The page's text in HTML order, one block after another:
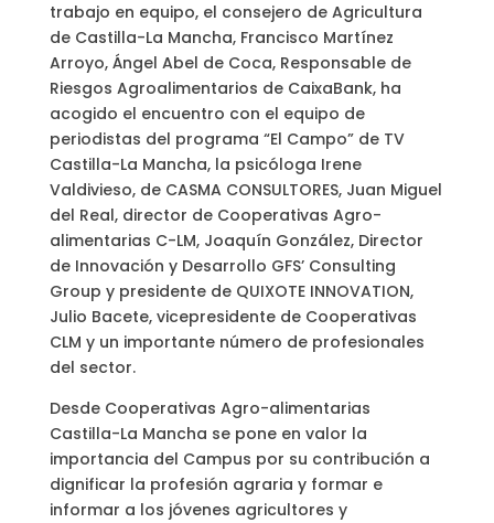
trabajo en equipo, el consejero de Agricultura
de Castilla-La Mancha, Francisco Martínez
Arroyo, Ángel Abel de Coca, Responsable de
Riesgos Agroalimentarios de CaixaBank, ha
acogido el encuentro con el equipo de
periodistas del programa “El Campo” de TV
Castilla-La Mancha, la psicóloga Irene
Valdivieso, de CASMA CONSULTORES, Juan Miguel
del Real, director de Cooperativas Agro-
alimentarias C-LM, Joaquín González, Director
de Innovación y Desarrollo GFS’ Consulting
Group y presidente de QUIXOTE INNOVATION,
Julio Bacete, vicepresidente de Cooperativas
CLM y un importante número de profesionales
del sector.
Desde Cooperativas Agro-alimentarias
Castilla-La Mancha se pone en valor la
importancia del Campus por su contribución a
dignificar la profesión agraria y formar e
informar a los jóvenes agricultores y